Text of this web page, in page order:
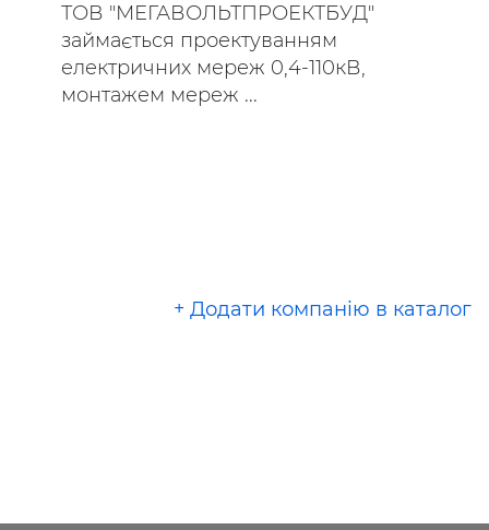
ТОВ "МЕГАВОЛЬТПРОЕКТБУД"
займається проектуванням
електричних мереж 0,4-110кВ,
монтажем мереж ...
+ Додати компанію в каталог